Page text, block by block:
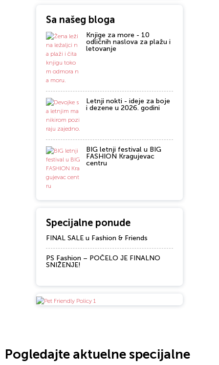
Sa našeg bloga
Knjige za more - 10
odličnih naslova za plažu i
letovanje
Letnji nokti - ideje za boje
i dezene u 2026. godini
BIG letnji festival u BIG
FASHION Kragujevac
centru
Specijalne ponude
FINAL SALE u Fashion & Friends
PS Fashion – POČELO JE FINALNO
SNIŽENJE!
Pogledajte aktuelne specijalne